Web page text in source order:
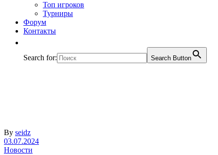
Топ игроков
Турниры
Форум
Контакты
Search for: Search Button
By seidz
03.07.2024
Новости